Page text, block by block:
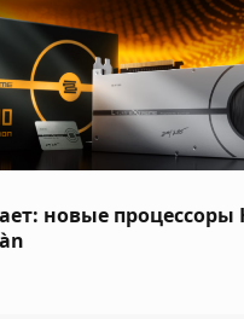
новые процессоры